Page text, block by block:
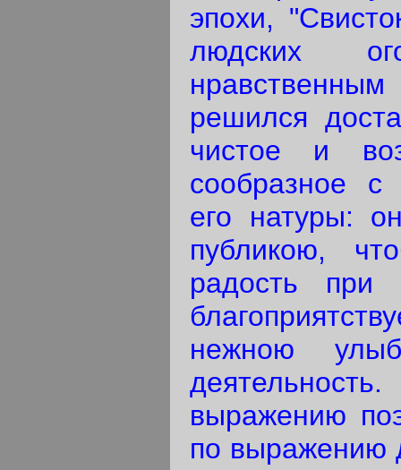
эпохи,
людских
решился
чистое и
сообразное с
его натуры:
публикою,
радость при
нежною
выражению
по выражению